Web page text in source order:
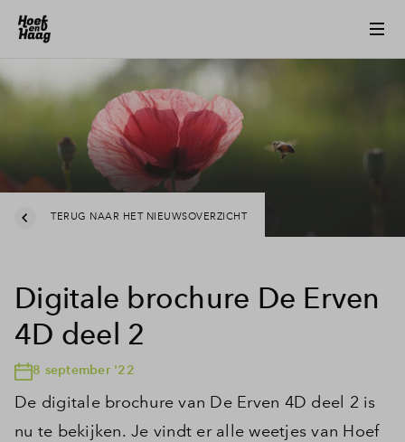
TERUG NAAR HET NIEUWSOVERZICHT
Digitale brochure De Erven
4D deel 2
8 september '22
De digitale brochure van De Erven 4D deel 2 is
nu te bekijken. Je vindt er alle weetjes van Hoef